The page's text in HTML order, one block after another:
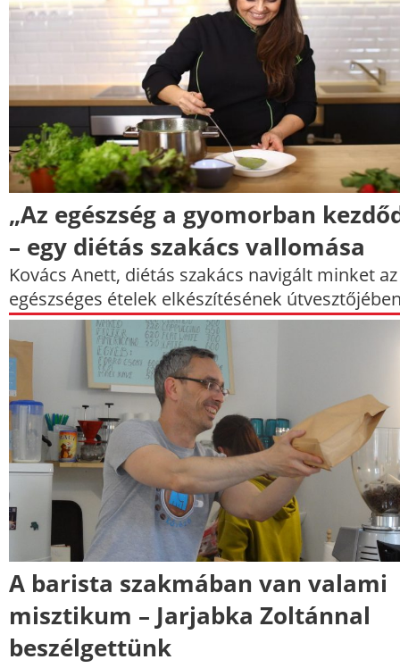
„Az egészség a gyomorban
– egy diétás szakács vallomása
Kovács Anett, diétás szakács navigált minket az
egészséges ételek elkészítésének
A barista szakmában van valami
misztikum – Jarjabka Zoltánnal
beszélgettünk